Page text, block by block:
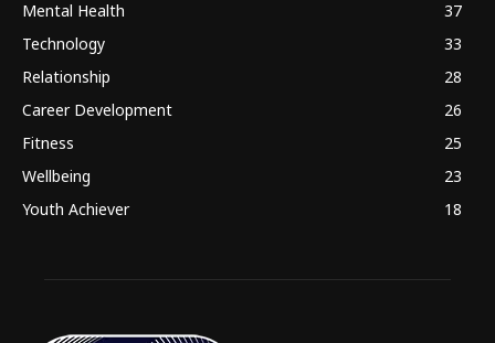
Mental Health
37
Technology
33
Relationship
28
Career Development
26
Fitness
25
Wellbeing
23
Youth Achiever
18